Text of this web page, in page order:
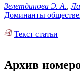
Зелетдинова Э. А.,
Доминанты
Текст статьи
Архив